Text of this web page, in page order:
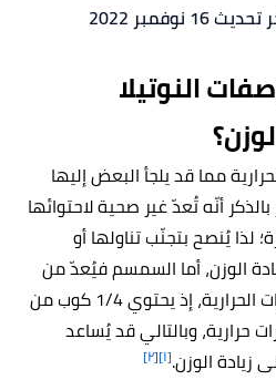
16 نوفمبر 2022
النوتيلا
مما قد يلجأ البعض إليها
أنّه تُعدّ غير صحية لاحتوائها
لذا يُنصح بتجنّب تناولها أو
الوزن، أما السمسم فيُعدّ من
البذور الصحية الغنية بالسعرات الحرارية، إذ يحتوي 1/4 كوب من
على 206 سعرات حرارية، وبالتالي قد يُساعد
زيادة الوزن.[١] [٢]